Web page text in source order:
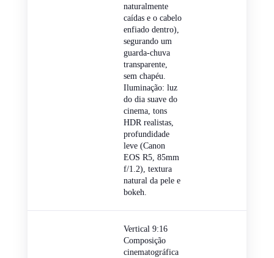
naturalmente
caídas e o cabelo
enfiado dentro),
segurando um
guarda-chuva
transparente,
sem chapéu.
Iluminação: luz
do dia suave do
cinema, tons
HDR realistas,
profundidade
leve (Canon
EOS R5, 85mm
f/1.2), textura
natural da pele e
bokeh.
Vertical 9:16
Composição
cinematográfica